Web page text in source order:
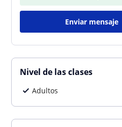
Enviar mensaje
Nivel de las clases
Adultos